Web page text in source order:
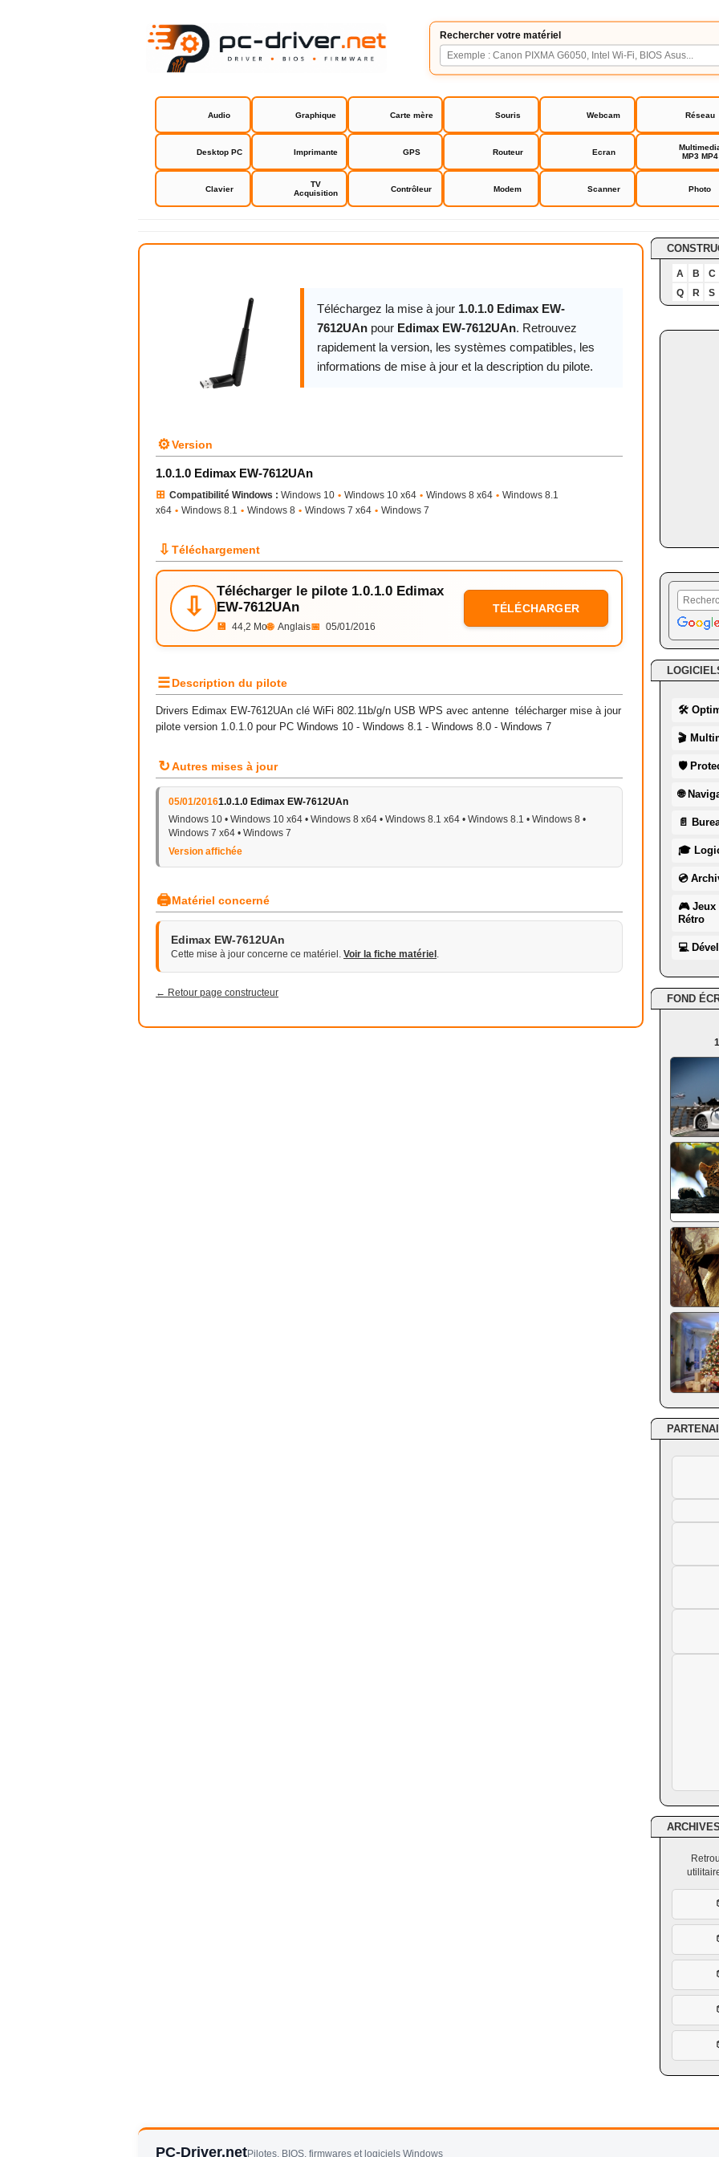
Rechercher votre matériel
Audio Graphique Carte mère Souris Webcam Réseau
Desktop PC Imprimante GPS Routeur Ecran
MP3 MP4
Clavier
TV
Acquisition
Contrôleur Modem Scanner Photo
Edimax EW-7612UAn
Téléchargez la mise à jour 1.0.1.0 Edimax EW-
7612UAn pour Edimax EW-7612UAn. Retrouvez
rapidement la version, les systèmes compatibles, les
informations de mise à jour et la description du pilote.
⚙Version
1.0.1.0 Edimax EW-7612UAn
⊞ Compatibilité Windows : Windows 10 • Windows 10 x64 • Windows 8 x64 • Windows 8.1
x64 • Windows 8.1 • Windows 8 • Windows 7 x64 • Windows 7
⇩ Téléchargement
⇩
Télécharger le pilote 1.0.1.0 Edimax
EW-7612UAn
💾 44,2 Mo🌐 Anglais📅 05/01/2016
TÉLÉCHARGER
☰Description du pilote
Drivers Edimax EW-7612UAn clé WiFi 802.11b/g/n USB WPS avec antenne télécharger mise à jour
pilote version 1.0.1.0 pour PC Windows 10 - Windows 8.1 - Windows 8.0 - Windows 7
↻Autres mises à jour
05/01/20161.0.1.0 Edimax EW-7612UAn
Windows 10 • Windows 10 x64 • Windows 8 x64 • Windows 8.1 x64 • Windows 8.1 • Windows 8 •
Windows 7 x64 • Windows 7
Version affichée
🖨Matériel concerné
Edimax EW-7612UAn
Cette mise à jour concerne ce matériel. Voir la fiche matériel .
← Retour page constructeur
A B
C
Q
R S
🛠
🎬
🛡
🌐
📄
🎓
💿
🎮 Jeux
Rétro
💻
FOND
PC-Driver.netPilotes, BIOS, firmwares et logiciels Windows